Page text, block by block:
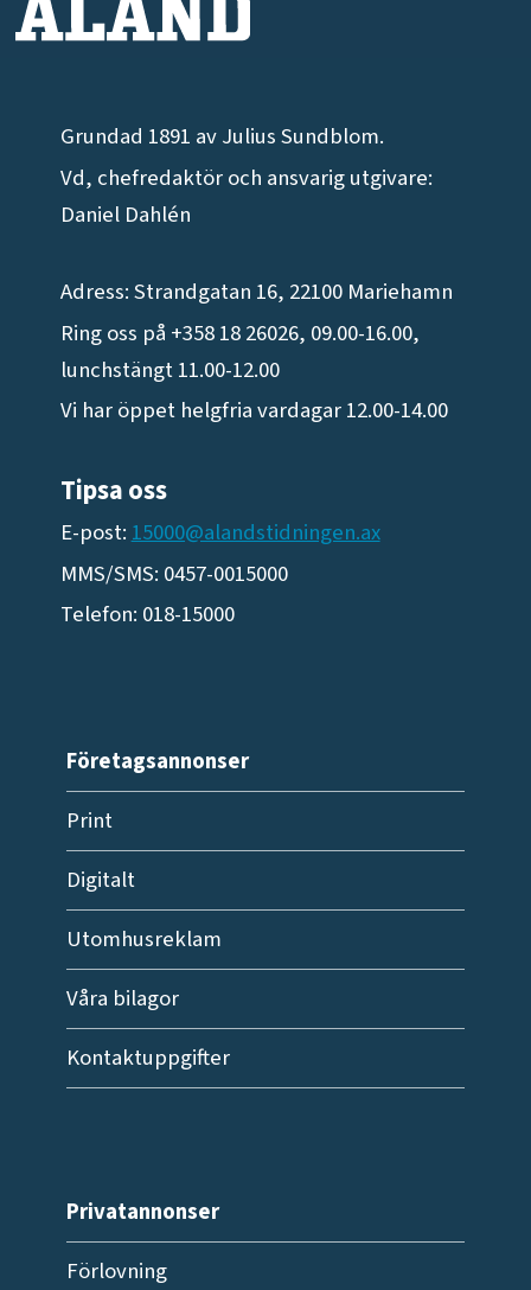
Grundad 1891 av Julius Sundblom.
Vd, chefredaktör och ansvarig utgivare:
Daniel Dahlén
Adress: Strandgatan 16, 22100 Mariehamn
Ring oss på +358 18 26026, 09.00-16.00,
lunchstängt 11.00-12.00
Vi har öppet helgfria vardagar 12.00-14.00
Tipsa oss
E-post: 15000@alandstidningen.ax
MMS/SMS: 0457-0015000
Telefon: 018-15000
Företagsannonser
Print
Digitalt
Utomhusreklam
Våra bilagor
Kontaktuppgifter
Privatannonser
Förlovning